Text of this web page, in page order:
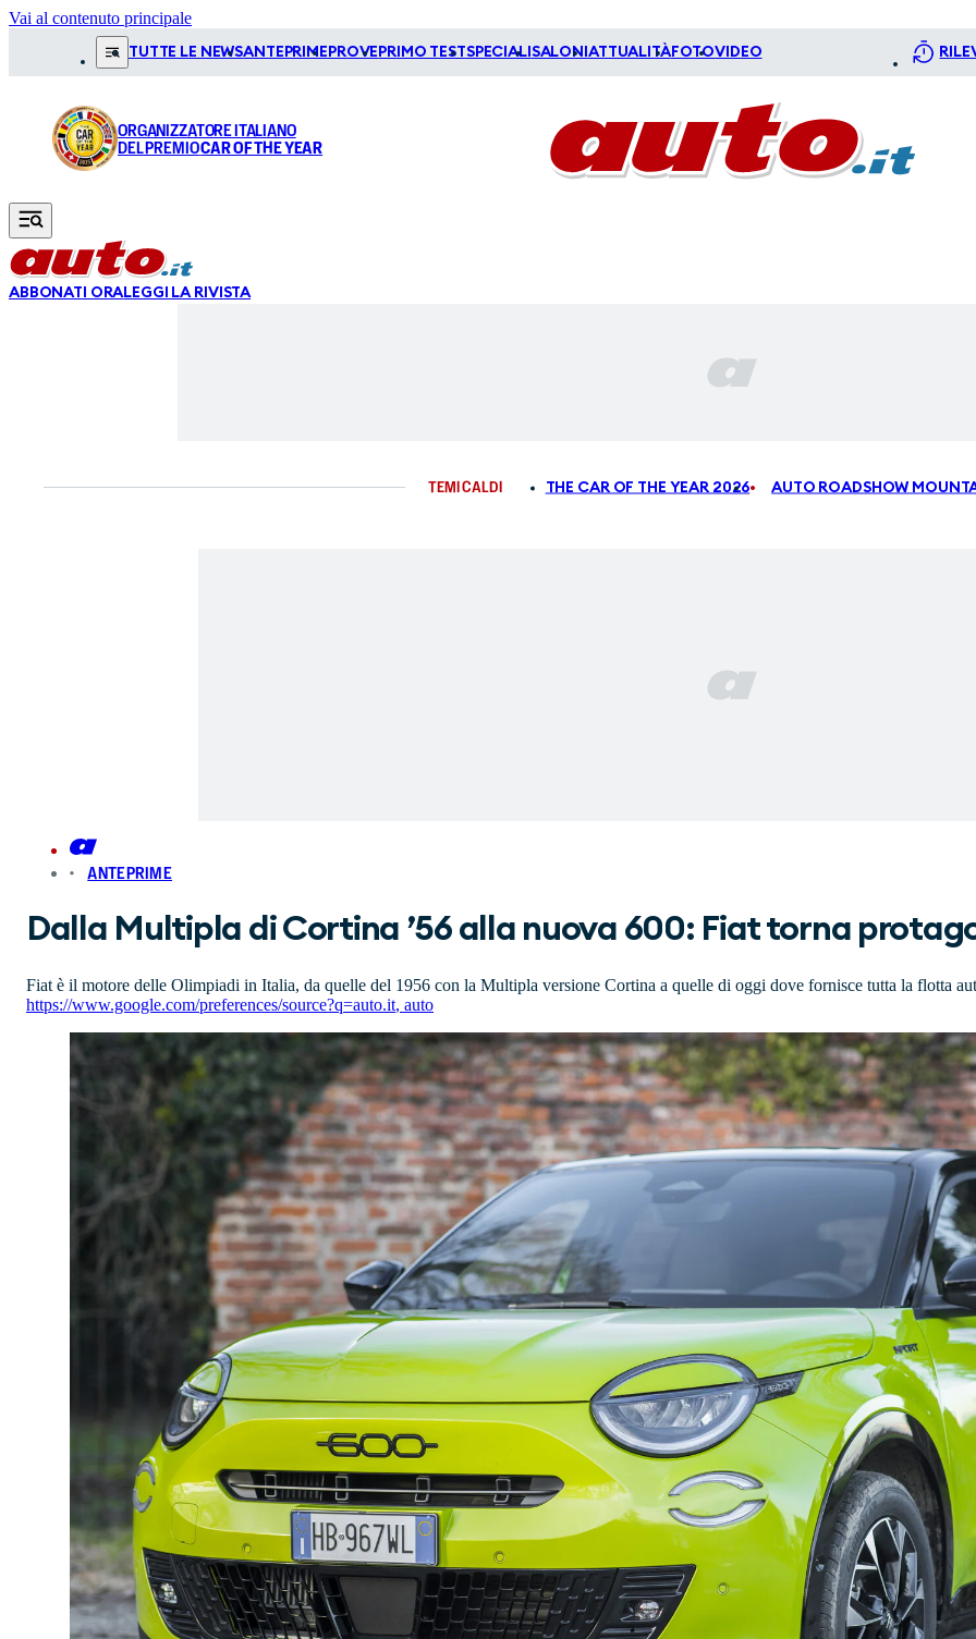
Vai al contenuto principale
TUTTE LE NEWSANTEPRIME PROVE PRIMO TESTSPECIALI SALONI ATTUALITÀFOTOVIDEO
ORGANIZZATORE ITALIANO
DEL PREMIOCAR OF THE YEAR
ABBONATI ORALEGGI LA RIVISTA
TEMI CALDI THE CAR OF THE YEAR 2026 AUTO ROADSHOW
ANTEPRIME
Dalla Multipla di Cortina ’56 alla nuova 600: Fiat torna
Fiat è il motore delle Olimpiadi in Italia, da quelle del 1956 con la Multipla versione Cortina a quelle di oggi dove fornisce tutta la flotta
https://www.google.com/preferences/source?q=auto.it, auto